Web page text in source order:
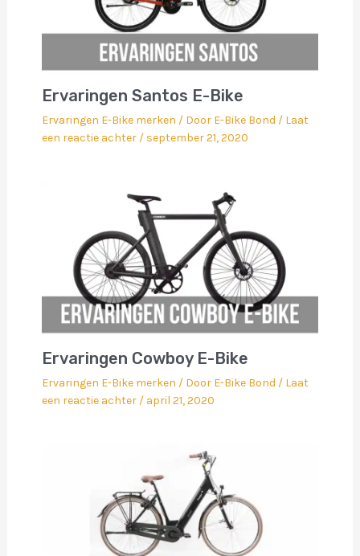
Ervaringen Santos E-Bike
Ervaringen E-Bike merken / Door E-Bike Bond / Laat
een reactie achter / september 21, 2020
Ervaringen Cowboy E-Bike
Ervaringen E-Bike merken / Door E-Bike Bond / Laat
een reactie achter / april 21, 2020